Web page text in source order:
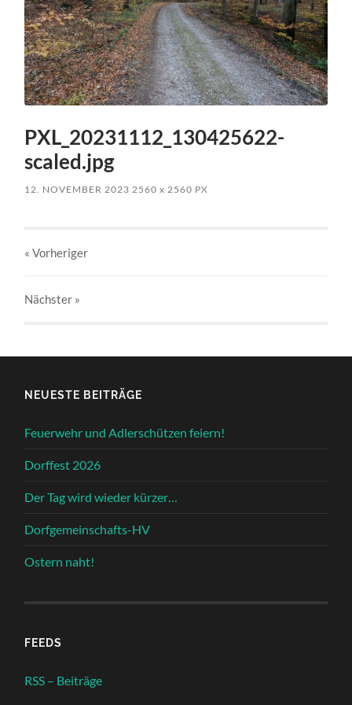
PXL_20231112_130425622-
scaled.jpg
12. NOVEMBER 2023 2560x 2560 PX
« Vorheriger
Nächster »
NEUESTE BEITRÄGE
Feuerwehr und Adlerschützen feiern!
Dorffest 2026
Der Tag wird wieder kürzer…
Dorfgemeinschafts-HV
Ostern naht!
FEEDS
RSS – Beiträge